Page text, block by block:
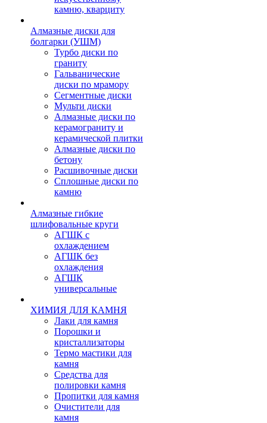
камню, кварциту
Алмазные диски для
болгарки (УШМ)
Турбо диски по
граниту
Гальванические
диски по мрамору
Сегментные диски
Мульти диски
Алмазные диски по
керамограниту и
керамической плитки
Алмазные диски по
бетону
Расшивочные диски
Сплошные диски по
камню
Алмазные гибкие
шлифовальные круги
АГШК с
охлаждением
АГШК без
охлаждения
АГШК
универсальные
ХИМИЯ ДЛЯ КАМНЯ
Лаки для камня
Порошки и
кристаллизаторы
Термо мастики для
камня
Средства для
полировки камня
Пропитки для камня
Очистители для
камня